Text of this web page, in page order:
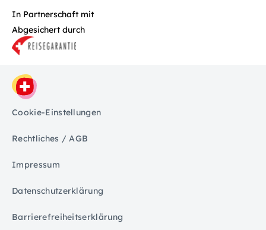
In Partnerschaft mit
Abgesichert durch
Cookie-Einstellungen
Rechtliches / AGB
Impressum
Datenschutzerklärung
Barrierefreiheitserklärung